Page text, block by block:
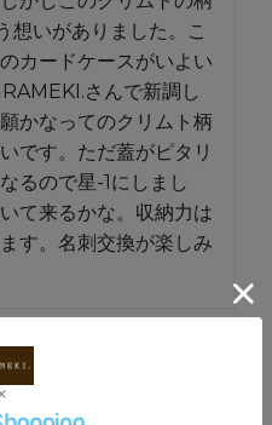
想いがありました。こ
カードケースがいよい
さんで新調し
かなってのクリムト柄
です。ただ蓋がピタリ
るので星-1にしまし
て来るかな。収納力は
す。名刺交換が楽しみ